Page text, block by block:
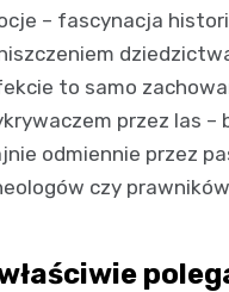
– fascynacja
to samo
przez las –
odmiennie przez
czy